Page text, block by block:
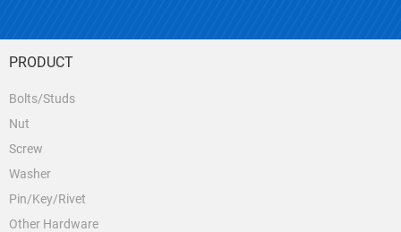
PRODUCT
Bolts/Studs
Nut
Screw
Washer
Pin/Key/Rivet
Other Hardware